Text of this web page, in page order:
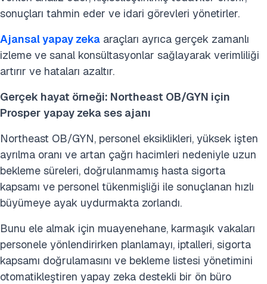
sonuçları tahmin eder ve idari görevleri yönetirler.
Ajansal yapay zeka araçları ayrıca gerçek zamanlı
izleme ve sanal konsültasyonlar sağlayarak verimliliği
artırır ve hataları azaltır.
Gerçek hayat örneği: Northeast OB/GYN için
Prosper yapay zeka ses ajanı
Northeast OB/GYN, personel eksiklikleri, yüksek işten
ayrılma oranı ve artan çağrı hacimleri nedeniyle uzun
bekleme süreleri, doğrulanmamış hasta sigorta
kapsamı ve personel tükenmişliği ile sonuçlanan hızlı
büyümeye ayak uydurmakta zorlandı.
Bunu ele almak için muayenehane, karmaşık vakaları
personele yönlendirirken planlamayı, iptalleri, sigorta
kapsamı doğrulamasını ve bekleme listesi yönetimini
otomatikleştiren yapay zeka destekli bir ön büro